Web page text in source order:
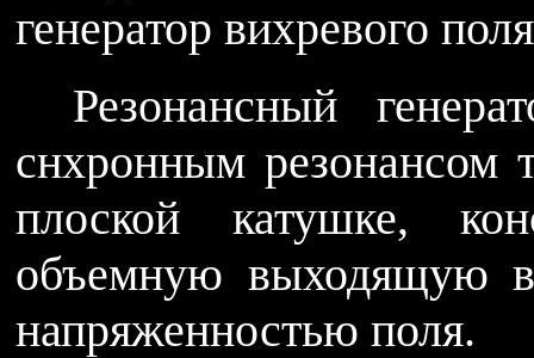
генератор вихревого
Резонансный
снхронным резонансом
плоской катушке,
объемную выходящую
напряженностью поля.